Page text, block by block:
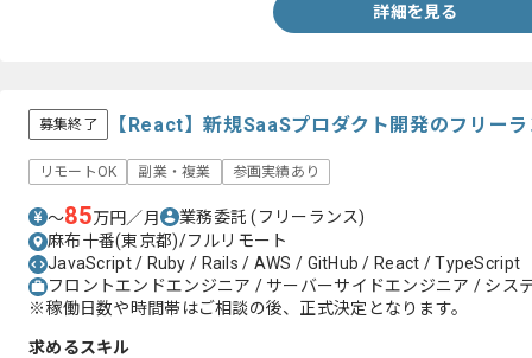
詳細を見る
募集終了 【React】新規SaaSプロダクト開発のフリー
リモートOK 副業・複業 参画実績あり
〜85万円／月 業務委託(フリーランス)
麻布十番(東京都)/フルリモート
JavaScript / Ruby / Rails / AWS / GitHub / React / TypeScript
フロントエンドエンジニア / サーバーサイドエンジニア / シス
※稼働日数や時間帯はご相談の後、正式決定となります。
求めるスキル